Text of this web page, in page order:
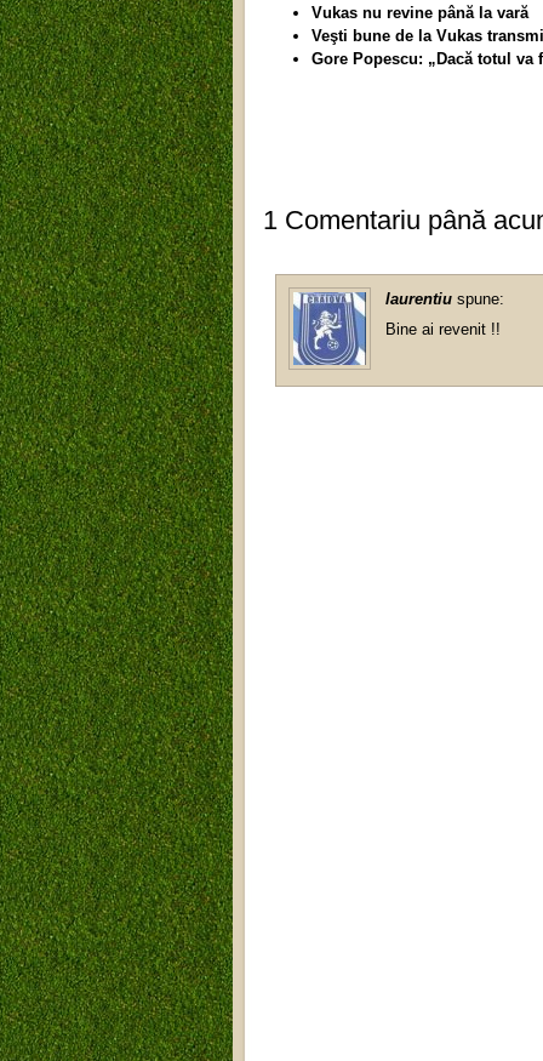
Vukas nu revine până la vară
Veşti bune de la Vukas
Gore Popescu: „Dacă totul
1 Comentariu până
laurentiu spune:
Bine ai revenit !!